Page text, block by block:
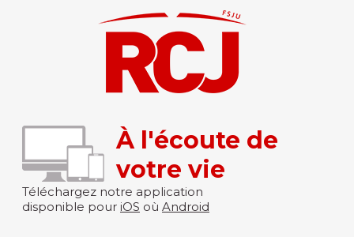
À l'écoute de
votre vie
Téléchargez notre application
disponible pour iOS où Android